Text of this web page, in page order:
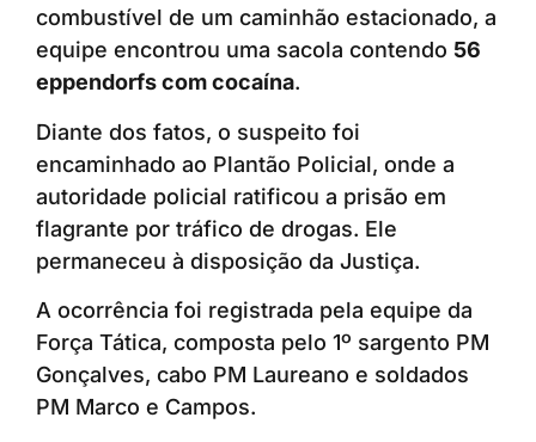
combustível de um caminhão estacionado, a
equipe encontrou uma sacola contendo 56
eppendorfs com cocaína.
Diante dos fatos, o suspeito foi
encaminhado ao Plantão Policial, onde a
autoridade policial ratificou a prisão em
flagrante por tráfico de drogas. Ele
permaneceu à disposição da Justiça.
A ocorrência foi registrada pela equipe da
Força Tática, composta pelo 1º sargento PM
Gonçalves, cabo PM Laureano e soldados
PM Marco e Campos.